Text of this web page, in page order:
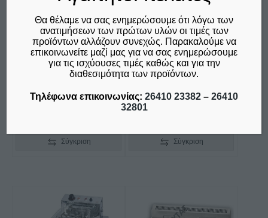
ΦΡΙΤΕΖΑ ΜΟΝΗ
ΗΛΕΚΤΡΙΚΗ F80 8LT
M&M
310,00
δεν συμπεριλαμβάνεται ο
Φ.Π.Α. 24%
Σύγκριση
ΦΡΙΤΕΖΑ ΜΟΝΗ
ΗΛΕΚΤΡΙΚΗ F120 12LT
M&M
€390,00
δεν συμπεριλαμβάνεται ο
Φ.Π.Α. 24%
Σύγκριση
Θα θέλαμε να σας ενημερώσουμε ότι λόγω των
ανατιμήσεων των πρώτων υλών οι τιμές των
προϊόντων αλλάζουν συνεχώς. Παρακαλούμε να
επικοινωνείτε μαζί μας για να σας ενημερώσουμε
για τις ισχύουσες τιμές καθώς και για την
διαθεσιμότητα των προϊόντων.
Τηλέφωνα επικοινωνίας: 26410 23382 – 26410
32801